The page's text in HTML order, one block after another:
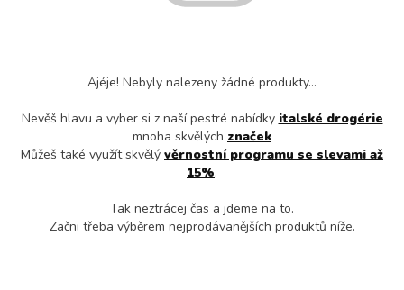
Ajéje! Nebyly nalezeny žádné produkty...
Nevěš hlavu a vyber si z naší pestré nabídky italské drogérie
mnoha skvělých značek
Můžeš také využít skvělý věrnostní programu se slevami až
15%.
Tak neztrácej čas a jdeme na to.
Začni třeba výběrem nejprodávanějších produktů níže.